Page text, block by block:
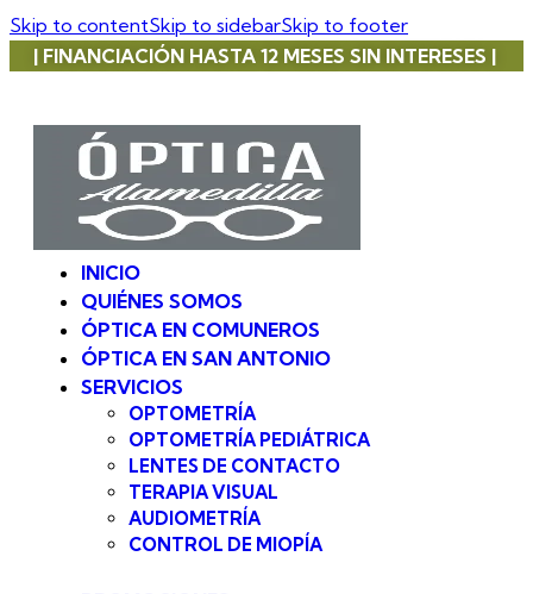
Skip to contentSkip to sidebarSkip to footer
| FINANCIACIÓN HASTA 12 MESES SIN INTERESES |
INICIO
QUIÉNES SOMOS
ÓPTICA EN COMUNEROS
ÓPTICA EN SAN ANTONIO
SERVICIOS
OPTOMETRÍA
OPTOMETRÍA PEDIÁTRICA
LENTES DE CONTACTO
TERAPIA VISUAL
AUDIOMETRÍA
CONTROL DE MIOPÍA